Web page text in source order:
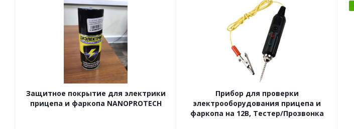
Защитное покрытие для электрики
прицепа и фаркопа NANOPROTECH
Прибор для проверки
электрооборудования прицепа и
фаркопа на 12В, Тестер/Прозвонка